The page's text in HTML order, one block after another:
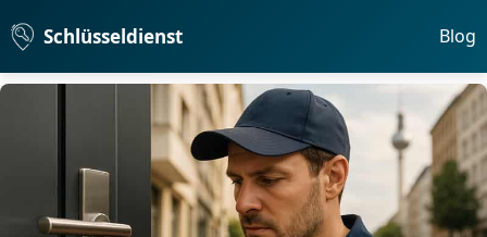
Schlüsseldienst Blog